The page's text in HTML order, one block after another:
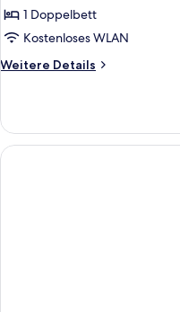
1 Doppelbett
Kostenloses WLAN
Weitere Details
Weitere
Suite
(Single
Use)